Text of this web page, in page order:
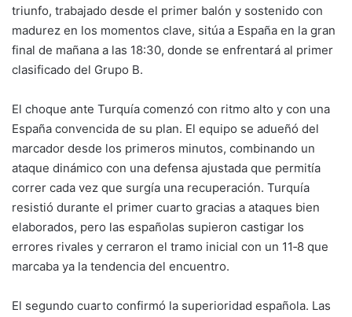
triunfo, trabajado desde el primer balón y sostenido con
madurez en los momentos clave, sitúa a España en la gran
final de mañana a las 18:30, donde se enfrentará al primer
clasificado del Grupo B.
El choque ante Turquía comenzó con ritmo alto y con una
España convencida de su plan. El equipo se adueñó del
marcador desde los primeros minutos, combinando un
ataque dinámico con una defensa ajustada que permitía
correr cada vez que surgía una recuperación. Turquía
resistió durante el primer cuarto gracias a ataques bien
elaborados, pero las españolas supieron castigar los
errores rivales y cerraron el tramo inicial con un 11‑8 que
marcaba ya la tendencia del encuentro.
El segundo cuarto confirmó la superioridad española. Las